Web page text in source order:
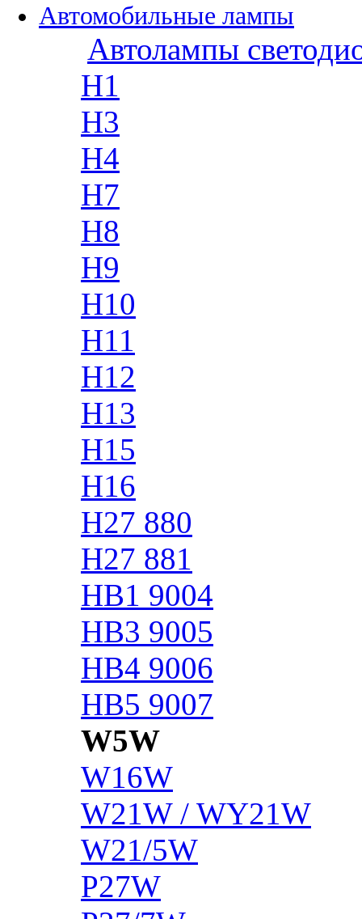
Автомобильные лампы
Автолампы
H1
H3
H4
H7
H8
H9
H10
H11
H12
H13
H15
H16
H27 880
H27 881
HB1 9004
HB3 9005
HB4 9006
HB5 9007
W5W
W16W
W21W / WY21W
W21/5W
P27W